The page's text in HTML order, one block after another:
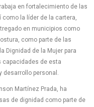
en fortalecimiento de las
la líder de la cartera,
en municipios como
como parte de las
Dignidad de la Mujer para
capacidades de esta
desarrollo personal.
Martínez Prada, ha
de dignidad como parte de